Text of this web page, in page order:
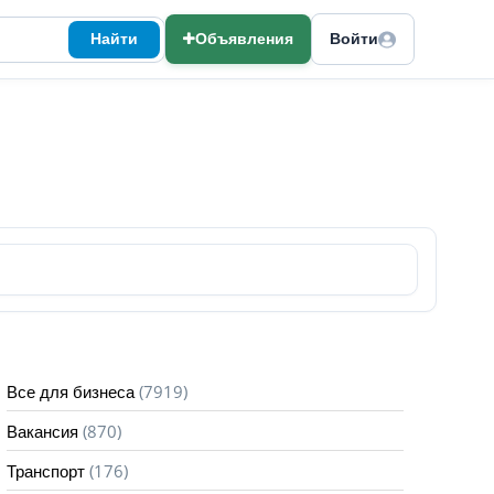
Найти Объявления Войти
Все для бизнеса (7919)
Вакансия (870)
Транспорт (176)